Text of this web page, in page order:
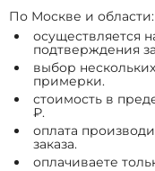
По Москве и области:
осуществляется
подтверждения
выбор
примерки.
стоимость в
₽.
оплата
заказа.
оплачиваете